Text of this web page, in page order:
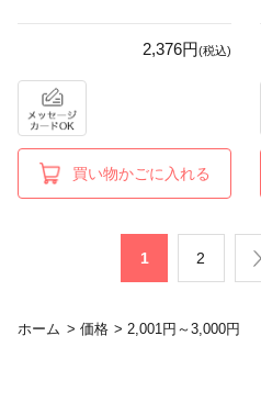
2,376円(税込)
買い物かごに入れる
1 2
ホーム > 価格 > 2,001円～3,000円